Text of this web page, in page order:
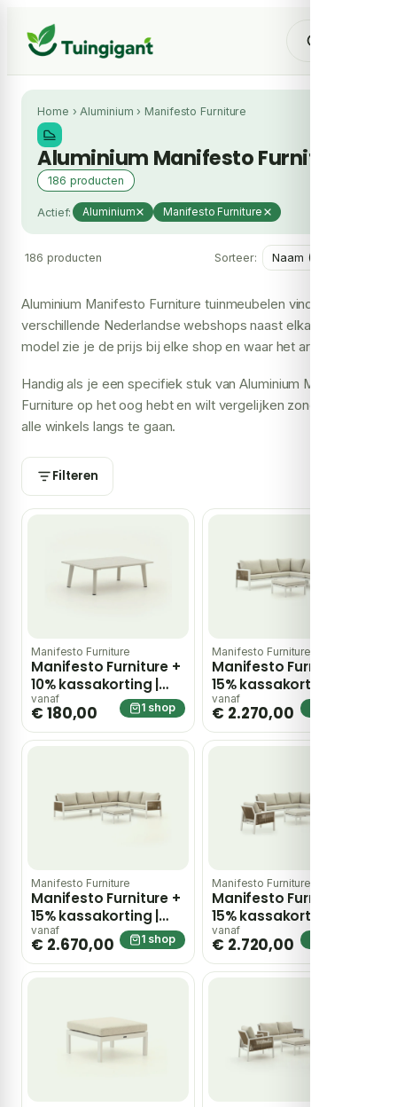
Home ›Aluminium › Manifesto Furniture
Aluminium Manifesto Furniture
186 producten
Actief: Aluminium Manifesto Furniture
186 producten Sorteer:
Aluminium Manifesto Furniture tuinmeubelen vind je hier bij
verschillende Nederlandse webshops naast elkaar. Per
model zie je de prijs bij elke shop en waar het artikel
terechtkunt.
Handig als je een specifiek stuk van Aluminium Manifesto
Furniture op het oog hebt en wilt vergelijken zonder zelf
alle winkels langs te gaan.
Filteren
Manifesto Furniture
Manifesto Furniture +
10% kassakorting |
Manifesto Ortezzano
lounge tuintafel
120x70x38cm – Taupe
vanaf
€ 180,00 1 shop
Manifesto Furniture
Manifesto Furniture +
15% kassakorting |
Manifesto Alzano
hoek loungeset 4-
delig – Taupe
vanaf
€ 2.270,00
Manifesto Furniture
Manifesto Furniture +
15% kassakorting |
Manifesto Alzano
hoek loungeset 5-
delig – Taupe
vanaf
€ 2.670,00 1 shop
Manifesto Furniture
Manifesto Furniture +
15% kassakorting |
Manifesto Alzano
hoek loungeset 5-
delig – Taupe
vanaf
€ 2.720,00